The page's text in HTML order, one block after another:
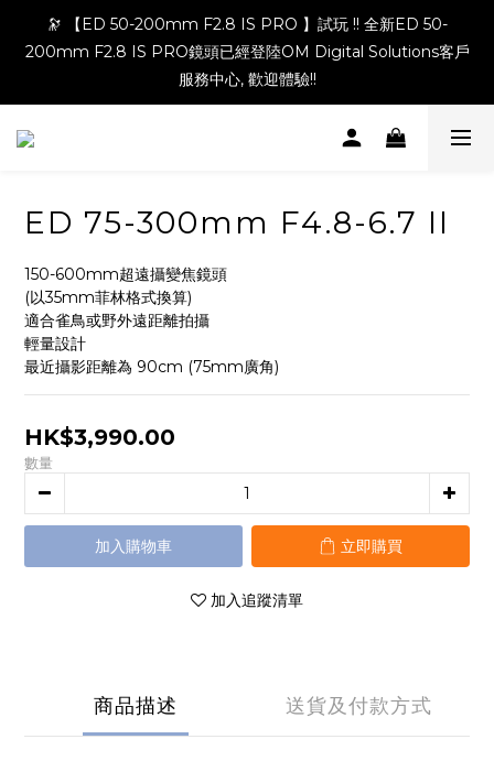
🔭 【ED 50-200mm F2.8 IS PRO 】試玩 !! 全新ED 50-
200mm F2.8 IS PRO鏡頭已經登陸OM Digital Solutions客戶
服務中心, 歡迎體驗!!
ED 75-300mm F4.8-6.7 II
150-600mm超遠攝變焦鏡頭
(以35mm菲林格式換算)
適合雀鳥或野外遠距離拍攝
輕量設計
最近攝影距離為 90cm (75mm廣角)
HK$3,990.00
數量
加入購物車 立即購買
加入追蹤清單
商品描述 送貨及付款方式